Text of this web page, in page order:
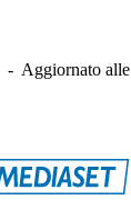
- Aggiornato alle